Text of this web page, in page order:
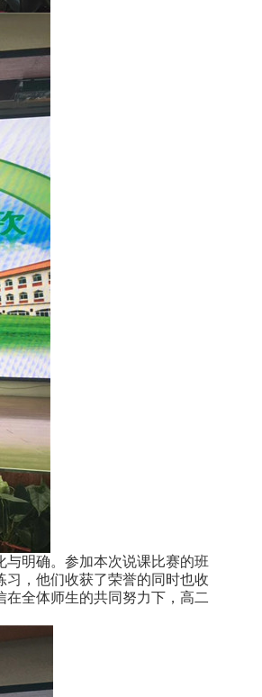
与明确。 参加本次说课比赛的班
，他们收获了荣誉的同时也收
全体师生的共同努力下，高二